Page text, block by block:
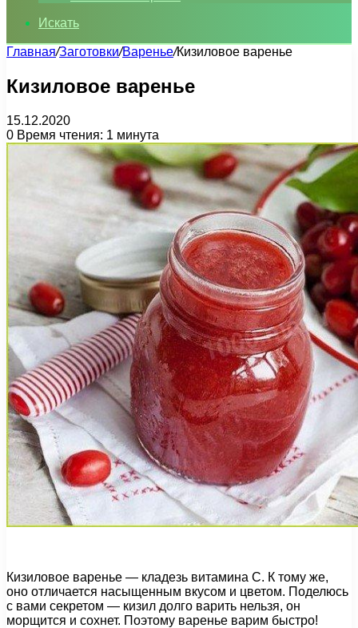
Искать
Главная/Заготовки/Варенье/Кизиловое варенье
Кизиловое варенье
15.12.2020
0 Время чтения: 1 минута
Кизиловое варенье — кладезь витамина С. К тому же,
оно отличается насыщенным вкусом и цветом. Поделюсь
с вами секретом — кизил долго варить нельзя, он
морщится и сохнет. Поэтому варенье варим быстро!